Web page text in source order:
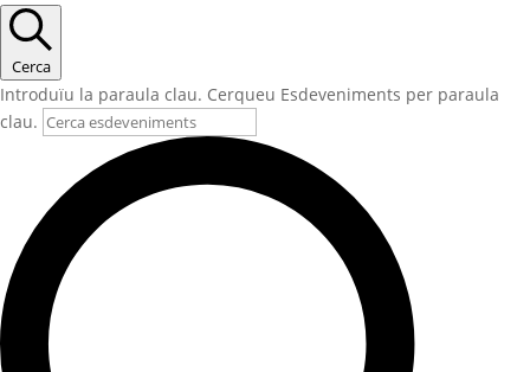
Cerca
Introduïu la paraula clau. Cerqueu Esdeveniments per paraula
clau.